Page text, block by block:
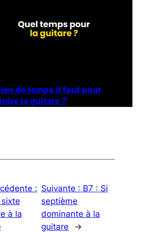
de temps il faut pour
la guitare ?
:
à la
Suivante : B7 : Si
septième
dominante à la
guitare
→